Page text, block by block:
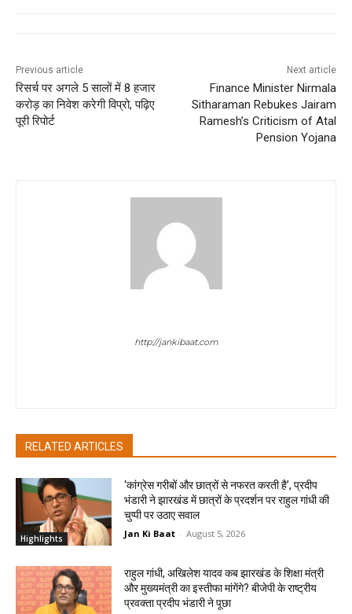
Previous article
रिसर्च पर अगले 5 सालों में 8 हजार
करोड़ का निवेश करेगी विप्रो, पढ़िए
पूरी रिपोर्ट
Next article
Finance Minister Nirmala
Sitharaman Rebukes Jairam
Ramesh’s Criticism of Atal
Pension Yojana
http://jankibaat.com
RELATED ARTICLES
Highlights
‘कांग्रेस गरीबों और छात्रों से नफरत करती है’, प्रदीप
भंडारी ने झारखंड में छात्रों के प्रदर्शन पर राहुल गांधी की
चुप्पी पर उठाए सवाल
Jan Ki Baat - August 5, 2026
राहुल गांधी, अखिलेश यादव कब झारखंड के शिक्षा मंत्री
और मुख्यमंत्री का इस्तीफा मांगेंगे? बीजेपी के राष्ट्रीय
प्रवक्ता प्रदीप भंडारी ने पूछा